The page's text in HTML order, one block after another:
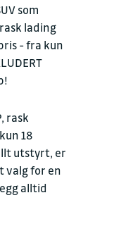
som
lading
- fra kun
rask
18
utstyrt, er
valg for en
alltid